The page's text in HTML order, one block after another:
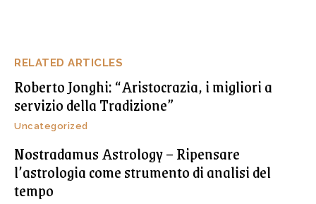
RELATED ARTICLES
Roberto Jonghi: “Aristocrazia, i migliori a
servizio della Tradizione”
Uncategorized
Nostradamus Astrology – Ripensare
l’astrologia come strumento di analisi del
tempo